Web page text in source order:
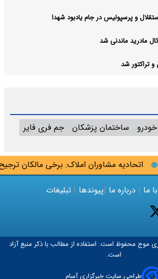
اتحادیه مشاوران املاک: برخی مالکان ترجیح
و پرسپولیس در جام یادبود شهدا
مادرید ماندنی شد
و تراکتور شد
ساختمان پزشکان جم فری فایر
ما | درباره ما |پیوندها | تبلیغات
موج محفوظ است. استفاده از مطالب با ذکر منبع آزاد
است.
طراحی سایت خبرگزاری آسام